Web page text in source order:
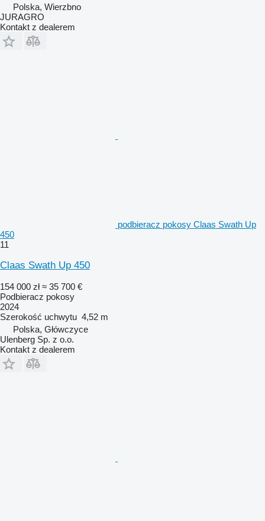
Polska, Wierzbno
JURAGRO
Kontakt z dealerem
podbieracz pokosy Claas Swath Up
450
11
Claas Swath Up 450
154 000 zł ≈ 35 700 €
Podbieracz pokosy
2024
Szerokość uchwytu 4,52 m
Polska, Główczyce
Ulenberg Sp. z o.o.
Kontakt z dealerem